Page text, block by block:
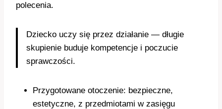
polecenia.
Dziecko uczy się przez działanie — długie
skupienie buduje kompetencje i poczucie
sprawczości.
Przygotowane otoczenie: bezpieczne,
estetyczne, z przedmiotami w zasięgu